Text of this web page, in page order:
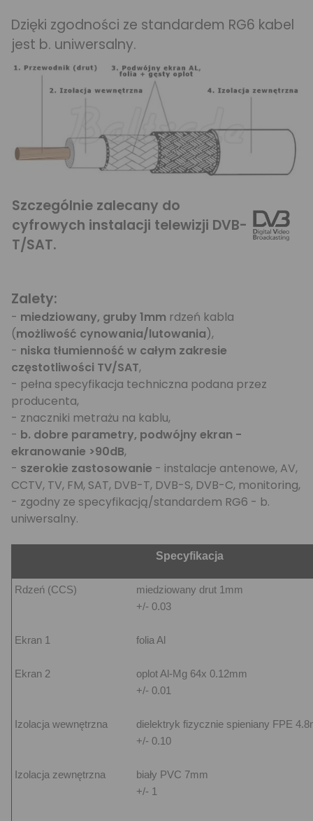
Dzięki zgodności ze standardem RG6 kabel
jest b. uniwersalny.
Szczególnie zalecany do
cyfrowych instalacji telewizji DVB-
T/SAT.
Zalety:
- miedziowany, gruby 1mm rdzeń kabla
(możliwość cynowania/lutowania),
- niska tłumienność w całym zakresie
częstotliwości TV/SAT,
- pełna specyfikacja techniczna podana przez
producenta,
- znaczniki metrażu na kablu,
- b. dobre parametry, podwójny ekran -
ekranowanie >90dB,
- szerokie zastosowanie - instalacje antenowe, AV,
CCTV, TV, FM, SAT, DVB-T, DVB-S, DVB-C, monitoring,
- zgodny ze specyfikacją/standardem RG6 - b.
uniwersalny.
Specyfikacja
Rdzeń (CCS)
miedziowany drut 1mm
+/- 0.03
Ekran 1 folia Al
Ekran 2
oplot Al-Mg 64x 0.12mm
+/- 0.01
Izolacja wewnętrzna
dielektryk fizycznie spieniany FPE
+/- 0.10
Izolacja zewnętrzna
biały PVC 7mm
+/- 1